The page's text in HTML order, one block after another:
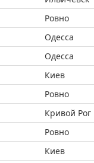
Ровно
Одесса
Одесса
Киев
Ровно
Кривой Рог
Ровно
Киев